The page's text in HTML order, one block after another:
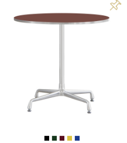
■ ■ ■ ■ ■